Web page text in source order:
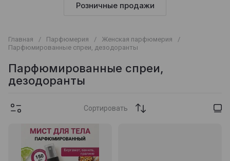
Розничные продажи
Главная / Парфюмерия / Женская парфюмерия
/
Парфюмированные спреи, дезодоранты
Парфюмированные спреи,
дезодоранты
Сортировать